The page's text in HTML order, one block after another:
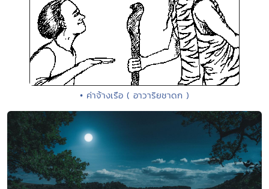
• ค่าจ้างเรือ ( อาวาริยชาดก )